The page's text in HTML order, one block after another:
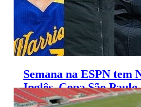
Semana na ESPN tem
Inglês, Copa São
NHL e tênis